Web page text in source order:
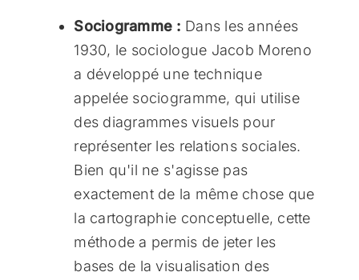
Sociogramme : Dans les années
1930, le sociologue Jacob Moreno
a développé une technique
appelée sociogramme, qui utilise
des diagrammes visuels pour
représenter les relations sociales.
Bien qu'il ne s'agisse pas
exactement de la même chose que
la cartographie conceptuelle, cette
méthode a permis de jeter les
bases de la visualisation des